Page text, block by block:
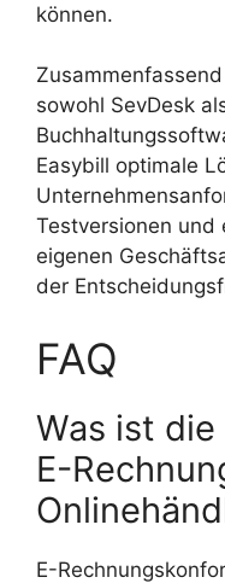
können.
sowohl SevDesk
Easybill optimale
Testversionen und
eigenen
der
FAQ
Was ist
E-
E-